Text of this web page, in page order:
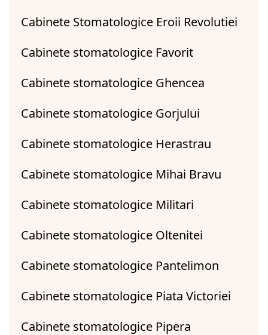
Cabinete Stomatologice Eroii Revolutiei
Cabinete stomatologice Favorit
Cabinete stomatologice Ghencea
Cabinete stomatologice Gorjului
Cabinete stomatologice Herastrau
Cabinete stomatologice Mihai Bravu
Cabinete stomatologice Militari
Cabinete stomatologice Oltenitei
Cabinete stomatologice Pantelimon
Cabinete stomatologice Piata Victoriei
Cabinete stomatologice Pipera